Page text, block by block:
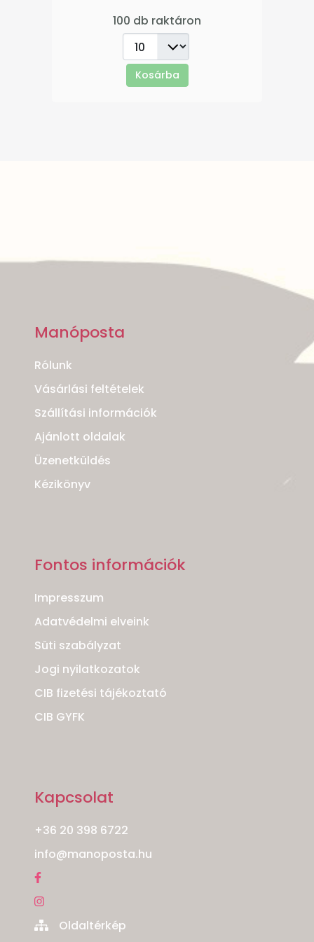
100 db raktáron
Kosárba
Manóposta
Rólunk
Vásárlási feltételek
Szállítási információk
Ajánlott oldalak
Üzenetküldés
Kézikönyv
Fontos információk
Impresszum
Adatvédelmi elveink
Süti szabályzat
Jogi nyilatkozatok
CIB fizetési tájékoztató
CIB GYFK
Kapcsolat
+36 20 398 6722
info@manoposta.hu
Oldaltérkép